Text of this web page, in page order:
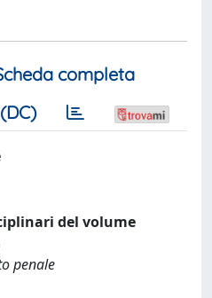
completa
del volume
penale